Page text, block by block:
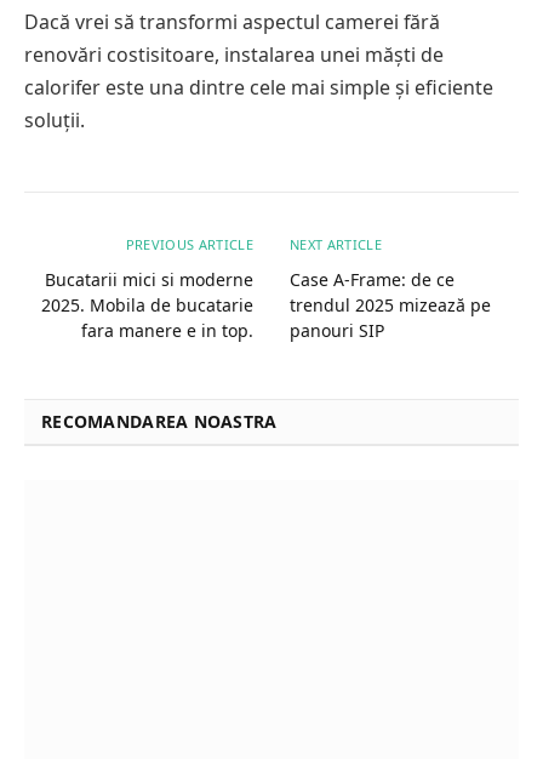
Dacă vrei să transformi aspectul camerei fără
renovări costisitoare, instalarea unei măști de
calorifer este una dintre cele mai simple și eficiente
soluții.
PREVIOUS ARTICLE
Bucatarii mici si moderne
2025. Mobila de bucatarie
fara manere e in top.
NEXT ARTICLE
Case A‑Frame: de ce
trendul 2025 mizează pe
panouri SIP
RECOMANDAREA NOASTRA